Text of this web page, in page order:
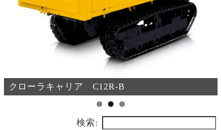
クローラーキャリア IC55
検索: